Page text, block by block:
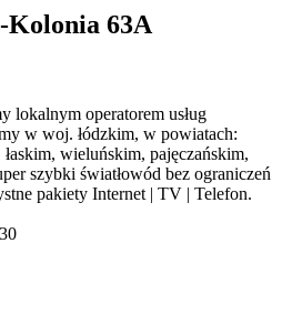
Kolonia 63A
lokalnym operatorem usług
w woj. łódzkim, w powiatach:
wieluńskim, pajęczańskim,
szybki światłowód bez ograniczeń
pakiety Internet | TV | Telefon.